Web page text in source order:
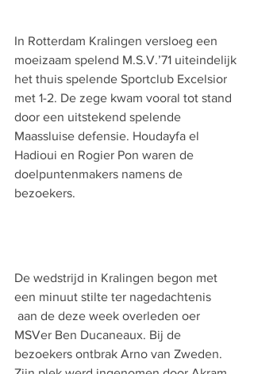
In Rotterdam Kralingen versloeg een
moeizaam spelend M.S.V.’71 uiteindelijk
het thuis spelende Sportclub Excelsior
met 1-2. De zege kwam vooral tot stand
door een uitstekend spelende
Maassluise defensie. Houdayfa el
Hadioui en Rogier Pon waren de
doelpuntenmakers namens de
bezoekers.
De wedstrijd in Kralingen begon met
een minuut stilte ter nagedachtenis
aan de deze week overleden oer
MSVer Ben Ducaneaux. Bij de
bezoekers ontbrak Arno van Zweden.